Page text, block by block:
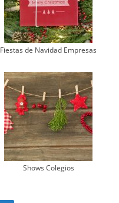
Fiestas de Navidad Empresas
Shows Colegios